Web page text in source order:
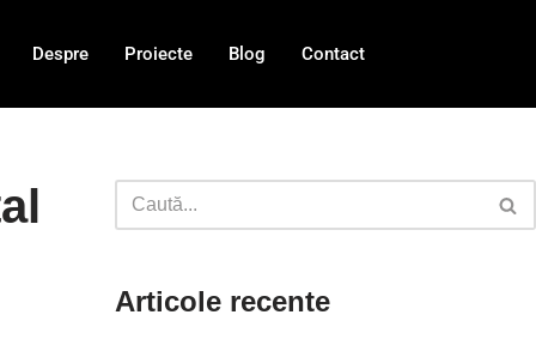
Despre Proiecte Blog Contact
Articole recente